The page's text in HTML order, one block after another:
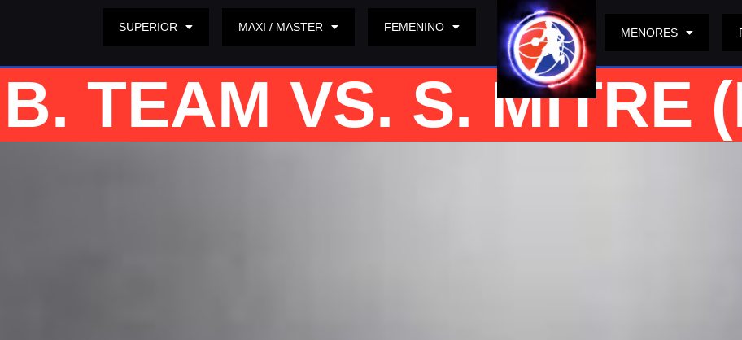
SUPERIOR MAXI / MASTER FEMENINO MENORES
B. TEAM VS. S. MITRE